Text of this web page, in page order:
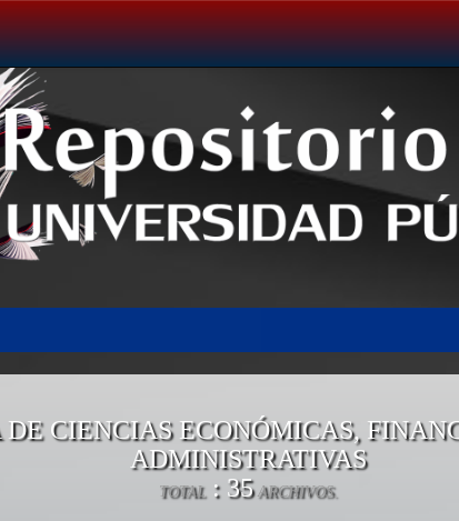
DE CIENCIAS ECONÓMICAS,
ADMINISTRATIVAS
TOTAL : 35ARCHIVOS.